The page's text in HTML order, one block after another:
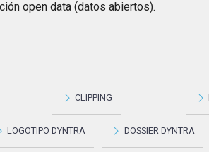
CLIPPING
LOGOTIPO DYNTRA DOSSIER DYNTRA
open data (datos abiertos).